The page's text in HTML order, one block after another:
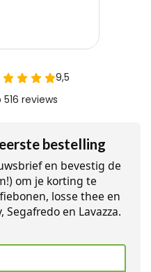
bestelling
en bevestig de
om je korting te
losse thee en
en Lavazza.